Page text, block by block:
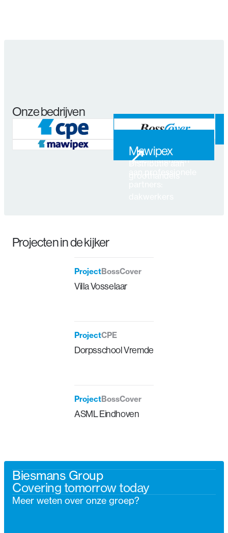
Onze bedrijven
Distributie dak- en
gevelmaterialen
↗Mawipex
Distributie aan
↗
Projecten in de kijker
ProjectBossCover
Villa Vosselaar
ProjectCPE
Dorpsschool Vremde
ProjectBossCover
ASML Eindhoven
Biesmans Group
Covering tomorrow today
Meer weten over onze groep?